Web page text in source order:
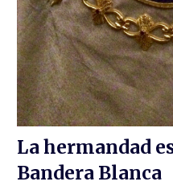
La hermandad
Bandera Blanca